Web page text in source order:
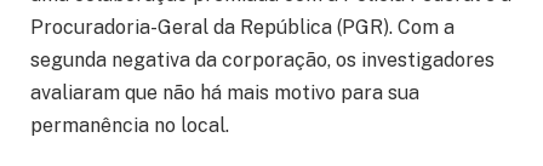
Procuradoria-Geral da República (PGR). Com a
segunda negativa da corporação, os investigadores
avaliaram que não há mais motivo para sua
permanência no local.